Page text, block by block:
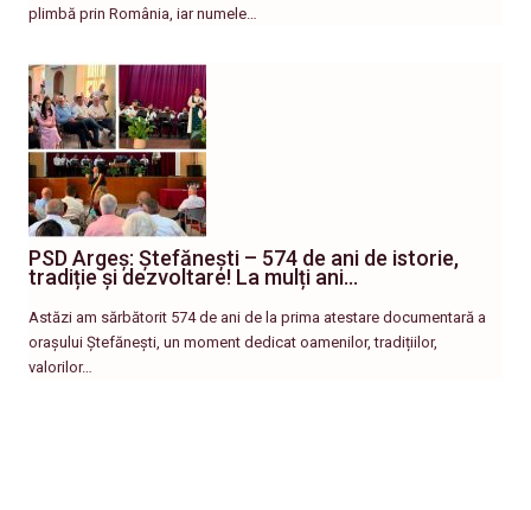
plimbă prin România, iar numele…
PSD Argeș: Ștefănești – 574 de ani de istorie,
tradiție și dezvoltare! La mulți ani…
Astăzi am sărbătorit 574 de ani de la prima atestare documentară a
orașului Ștefănești, un moment dedicat oamenilor, tradițiilor,
valorilor…